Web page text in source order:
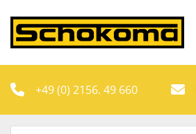
+49 (0) 2156. 49 660